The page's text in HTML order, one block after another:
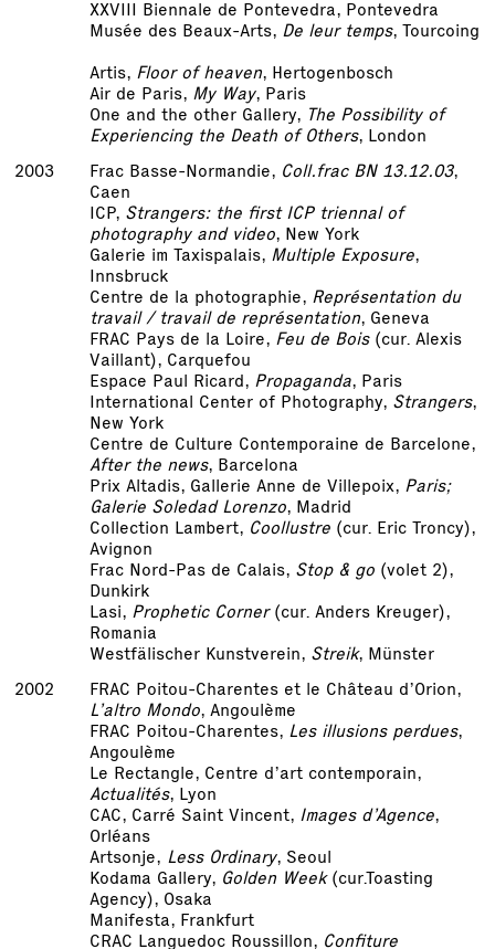
XXVIII Biennale de Pontevedra, Pontevedra
Musée des Beaux-Arts, De leur temps, Tourcoing
Artis, Floor of heaven, Hertogenbosch
Air de Paris, My Way, Paris
One and the other Gallery, The Possibility of
Experiencing the Death of Others, London
2003
Frac Basse-Normandie, Coll.frac BN 13.12.03,
Caen
ICP, Strangers: the first ICP triennal of
photography and video, New York
Galerie im Taxispalais, Multiple Exposure,
Innsbruck
Centre de la photographie, Représentation du
travail / travail de représentation, Geneva
FRAC Pays de la Loire, Feu de Bois(cur. Alexis
Vaillant), Carquefou
Espace Paul Ricard, Propaganda, Paris
International Center of Photography, Strangers,
New York
Centre de Culture Contemporaine de Barcelone,
After the news, Barcelona
Prix Altadis, Gallerie Anne de Villepoix, Paris;
Galerie Soledad Lorenzo, Madrid
Collection Lambert, Coollustre (cur. Eric Troncy),
Avignon
Frac Nord-Pas de Calais, Stop & go (volet 2),
Dunkirk
Lasi, Prophetic Corner(cur. Anders Kreuger),
Romania
Westfälischer Kunstverein, Streik, Münster
2002
FRAC Poitou-Charentes et le Château d’Orion,
L’altro Mondo, Angoulème
FRAC Poitou-Charentes, Les illusions perdues,
Angoulème
Le Rectangle, Centre d’art contemporain,
Actualités, Lyon
CAC, Carré Saint Vincent, Images d’Agence,
Orléans
Artsonje, Less Ordinary, Seoul
Kodama Gallery, Golden Week(cur.Toasting
Agency), Osaka
Manifesta, Frankfurt
CRAC Languedoc Roussillon, Confiture